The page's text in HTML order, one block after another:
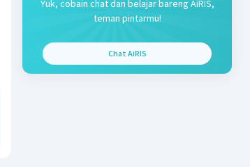
Yuk, cobain chat dan belajar bareng AiRIS,
teman pintarmu!
Chat AiRIS